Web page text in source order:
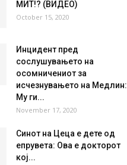
МИТ!? (ВИДЕО)
October 15, 2020
Инцидент пред
сослушувањето на
осомничениот за
исчезнувањето на Медлин:
Му ги...
November 17, 2020
Синот на Цеца е дете од
епрувета: Ова е докторот
кој...